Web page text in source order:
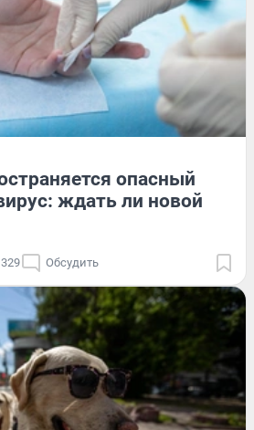
опасный
ждать ли новой
329 Обсудить